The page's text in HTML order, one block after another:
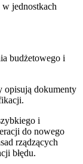
jednostkach
budżetowego i
opisują dokumenty
i
do nowego
rządzących
błędu.